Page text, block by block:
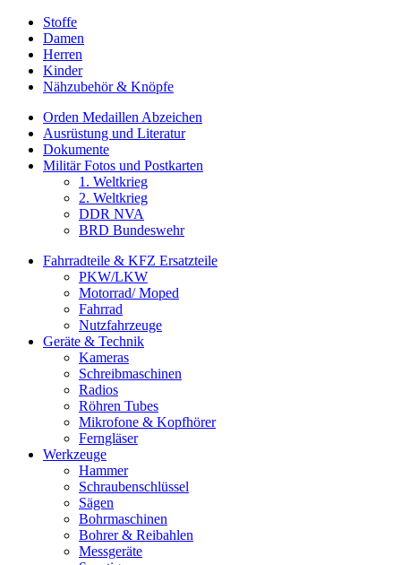
Stoffe
Damen
Herren
Kinder
Nähzubehör & Knöpfe
Orden Medaillen Abzeichen
Ausrüstung und Literatur
Dokumente
Militär Fotos und Postkarten
1. Weltkrieg
2. Weltkrieg
DDR NVA
BRD Bundeswehr
Fahrradteile & KFZ Ersatzteile
PKW/LKW
Motorrad/ Moped
Fahrrad
Nutzfahrzeuge
Geräte & Technik
Kameras
Schreibmaschinen
Radios
Röhren Tubes
Mikrofone & Kopfhörer
Ferngläser
Werkzeuge
Hammer
Schraubenschlüssel
Sägen
Bohrmaschinen
Bohrer & Reibahlen
Messgeräte